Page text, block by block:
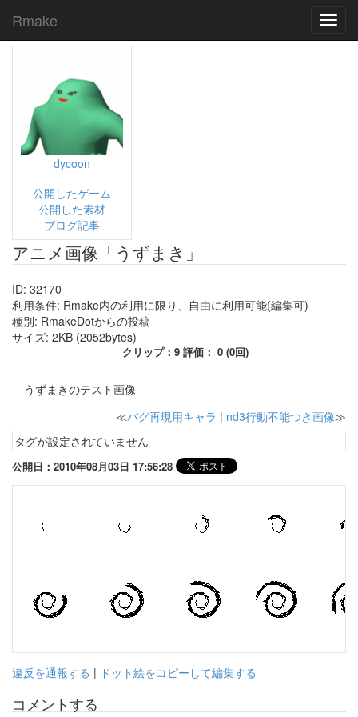
Rmake
dycoon
公開したゲーム
公開した素材
ブログ記事
アニメ画像「うずまき」
ID: 32170
利用条件: Rmake内の利用に限り、自由に利用可能(編集可)
種別: RmakeDotからの投稿
サイズ: 2KB (2052bytes)
クリップ：9 評価： 0 (0回)
うずまきのテスト画像
≪バグ再現用キャラ | nd3行動不能つき画像≫
タグが設定されていません
公開日：2010年08月03日 17:56:28
違反を通報する | ドット絵をコピーして編集する
コメントする